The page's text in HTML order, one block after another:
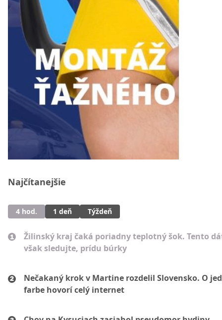
Najčítanejšie
4 hod. 1 deň Týždeň
Žilinský kraj čaká poriadny teplotný šok. Tento
však sledujte, prídu búrky
Nečakaný krok v Martine rozdelil Slovensko. O
farbe hovorí celý internet